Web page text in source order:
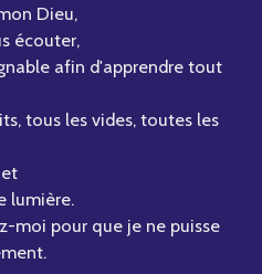
Dieu,
écouter,
afin d'apprendre tout
tous les vides, toutes les
lumière.
moi pour que je ne puisse